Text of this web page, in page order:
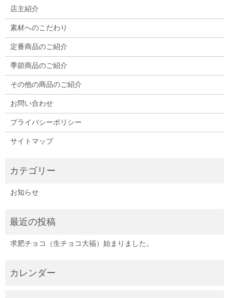
店主紹介
素材へのこだわり
定番商品のご紹介
季節商品のご紹介
その他の商品のご紹介
お問い合わせ
プライバシーポリシー
サイトマップ
お知らせ
求肥チョコ（生チョコ大福）始まりました。